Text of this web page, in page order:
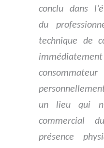
conclu dans
du
technique de
un lieu qui
commercial
présence